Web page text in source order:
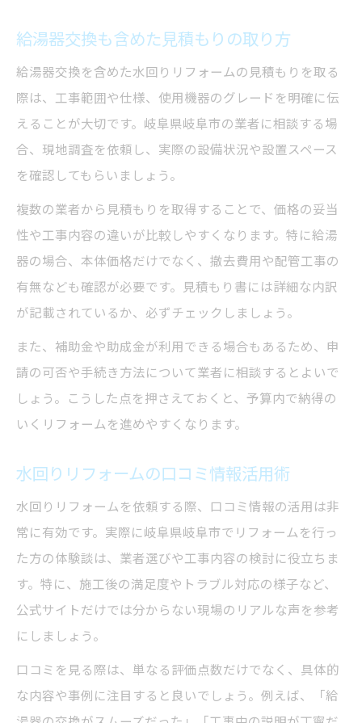
給湯器交換も含めた見積もりの取り方
給湯器交換を含めた水回りリフォームの見積もりを取る
際は、工事範囲や仕様、使用機器のグレードを明確に伝
えることが大切です。岐阜県岐阜市の業者に相談する場
合、現地調査を依頼し、実際の設備状況や設置スペース
を確認してもらいましょう。
複数の業者から見積もりを取得することで、価格の妥当
性や工事内容の違いが比較しやすくなります。特に給湯
器の場合、本体価格だけでなく、撤去費用や配管工事の
有無なども確認が必要です。見積もり書には詳細な内訳
が記載されているか、必ずチェックしましょう。
また、補助金や助成金が利用できる場合もあるため、申
請の可否や手続き方法について業者に相談するとよいで
しょう。こうした点を押さえておくと、予算内で納得の
いくリフォームを進めやすくなります。
水回りリフォームの口コミ情報活用術
水回りリフォームを依頼する際、口コミ情報の活用は非
常に有効です。実際に岐阜県岐阜市でリフォームを行っ
た方の体験談は、業者選びや工事内容の検討に役立ちま
す。特に、施工後の満足度やトラブル対応の様子など、
公式サイトだけでは分からない現場のリアルな声を参考
にしましょう。
口コミを見る際は、単なる評価点数だけでなく、具体的
な内容や事例に注目すると良いでしょう。例えば、「給